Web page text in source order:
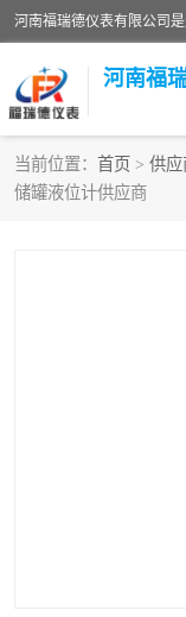
河南福
当前位置： 首页 > 供应
储罐液位计供应商
液位计